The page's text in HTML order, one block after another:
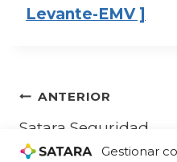
Gestionar
Levante-EMV ]
Navegación
de
ANTERIOR
Satara Seguridad
alcanza la máxima